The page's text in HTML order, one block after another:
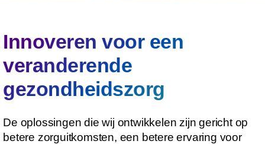
Innoveren voor een
veranderende
gezondheidszorg
De oplossingen die wij ontwikkelen zijn gericht op
betere zorguitkomsten, een betere ervaring voor